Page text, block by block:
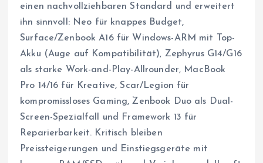
einen nachvollziehbaren Standard und erweitert
ihn sinnvoll: Neo für knappes Budget,
Surface/Zenbook A16 für Windows-ARM mit Top-
Akku (Auge auf Kompatibilität), Zephyrus G14/G16
als starke Work-and-Play-Allrounder, MacBook
Pro 14/16 für Kreative, Scar/Legion für
kompromissloses Gaming, Zenbook Duo als Dual-
Screen-Spezialfall und Framework 13 für
Reparierbarkeit. Kritisch bleiben
Preissteigerungen und Einstiegsgeräte mit